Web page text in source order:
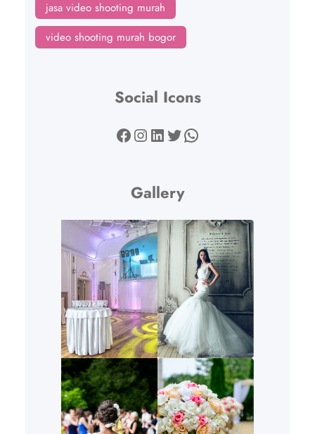
jasa video shooting murah
video shooting murah bogor
Social Icons
Facebook Instagram LinkedIn Twitter WhatsApp
Gallery